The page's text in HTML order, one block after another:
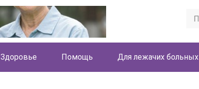
Здоровье Помощь Для лежачих больных